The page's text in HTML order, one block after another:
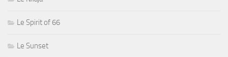
Le Spirit of 66
Le Sunset